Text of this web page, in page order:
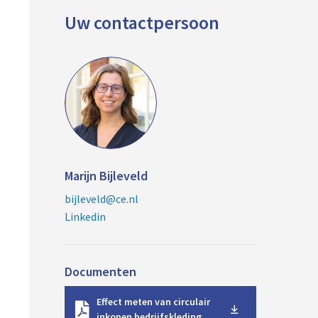
Uw contactpersoon
Marijn Bijleveld
bijleveld@ce.nl
Linkedin
Documenten
Effect meten van circulair